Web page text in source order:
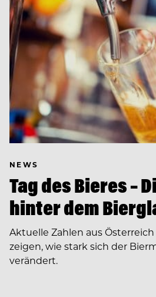
NEWS
Tag des Bieres –
hinter dem
Aktuelle Zahlen aus
zeigen, wie stark sich der
verändert.